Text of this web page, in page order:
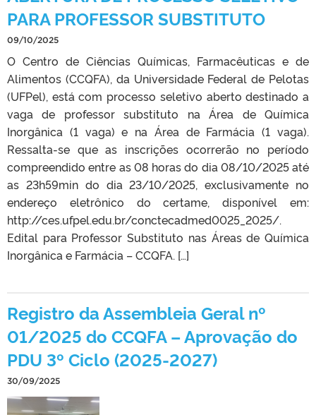
PARA PROFESSOR SUBSTITUTO
09/10/2025
O Centro de Ciências Químicas, Farmacêuticas e de
Alimentos (CCQFA), da Universidade Federal de Pelotas
(UFPel), está com processo seletivo aberto destinado a
vaga de professor substituto na Área de Química
Inorgânica (1 vaga) e na Área de Farmácia (1 vaga).
Ressalta-se que as inscrições ocorrerão no período
compreendido entre as 08 horas do dia 08/10/2025 até
as 23h59min do dia 23/10/2025, exclusivamente no
endereço eletrônico do certame, disponível em:
http://ces.ufpel.edu.br/conctecadmed0025_2025/.
Edital para Professor Substituto nas Áreas de Química
Inorgânica e Farmácia – CCQFA. […]
Registro da Assembleia Geral nº
01/2025 do CCQFA – Aprovação do
PDU 3º Ciclo (2025-2027)
30/09/2025